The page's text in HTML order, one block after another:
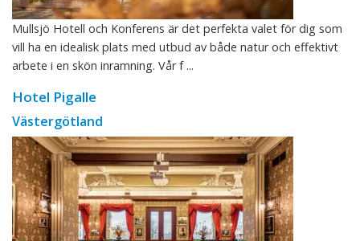
Mullsjö Hotell och Konferens är det perfekta valet för dig som
vill ha en idealisk plats med utbud av både natur och effektivt
arbete i en skön inramning. Vår f ...
Hotel Pigalle
Västergötland